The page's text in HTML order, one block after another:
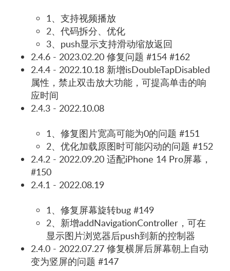
1、支持视频播放
2、代码拆分、优化
3、push显示支持滑动缩放返回
2.4.6 - 2023.02.20 修复问题 #154 #162
2.4.4 - 2022.10.18 新增isDoubleTapDisabled
属性，禁止双击放大功能，可提高单击的响
应时间
2.4.3 - 2022.10.08
1、修复图片宽高可能为0的问题 #151
2、优化加载原图时可能闪动的问题 #152
2.4.2 - 2022.09.20 适配iPhone 14 Pro屏幕，
#150
2.4.1 - 2022.08.19
1、修复屏幕旋转bug #149
2、新增addNavigationController，可在
显示图片浏览器后push到新的控制器
2.4.0 - 2022.07.27 修复横屏后屏幕朝上自动
变为竖屏的问题 #147